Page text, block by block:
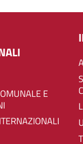
SICUREZZA E PROTEZIONE